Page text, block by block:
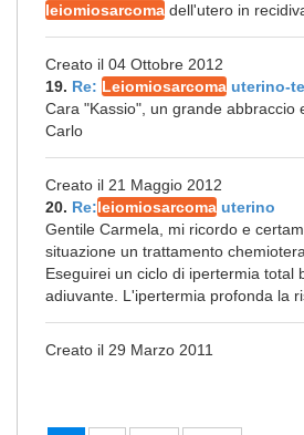
leiomiosarcoma dell'utero in recidiva
Creato il 04 Ottobre 2012
19. Re: Leiomiosarcoma uterino-
Cara "Kassio", un grande abbraccio
Carlo
Creato il 21 Maggio 2012
20. Re:leiomiosarcoma uterino
Gentile Carmela, mi ricordo e
situazione un trattamento
Eseguirei un ciclo di ipertermia total
adiuvante. L'ipertermia profonda la
Creato il 29 Marzo 2011